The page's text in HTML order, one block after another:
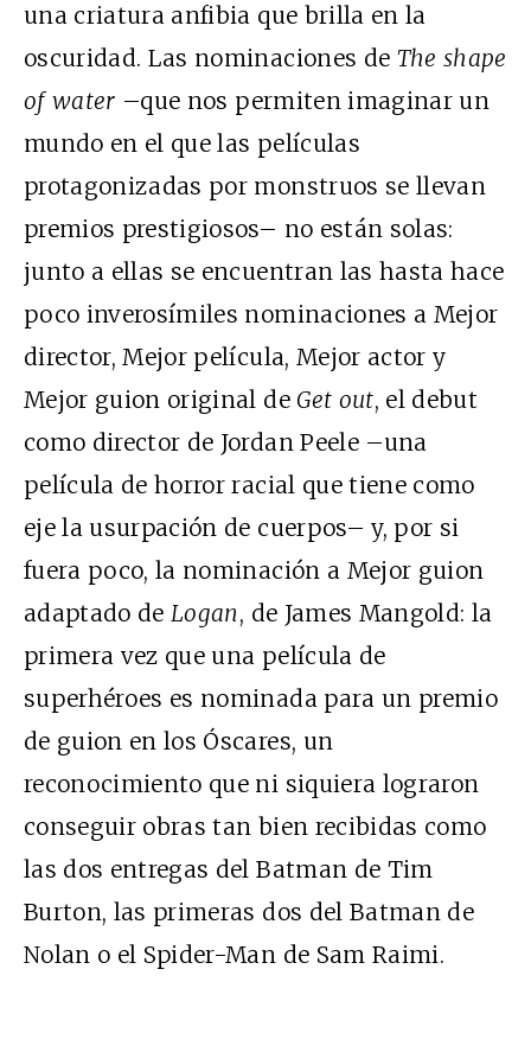
una criatura anfibia que brilla en la
oscuridad. Las nominaciones de The shape
of water –que nos permiten imaginar un
mundo en el que las películas
protagonizadas por monstruos se llevan
premios prestigiosos– no están solas:
junto a ellas se encuentran las hasta hace
poco inverosímiles nominaciones a Mejor
director, Mejor película, Mejor actor y
Mejor guion original de Get out, el debut
como director de Jordan Peele –una
película de horror racial que tiene como
eje la usurpación de cuerpos– y, por si
fuera poco, la nominación a Mejor guion
adaptado deLogan, de James Mangold: la
primera vez que una película de
superhéroes es nominada para un premio
de guion en los Óscares, un
reconocimiento que ni siquiera lograron
conseguir obras tan bien recibidas como
las dos entregas del Batman de Tim
Burton, las primeras dos del Batman de
Nolan o el Spider-Man de Sam Raimi.